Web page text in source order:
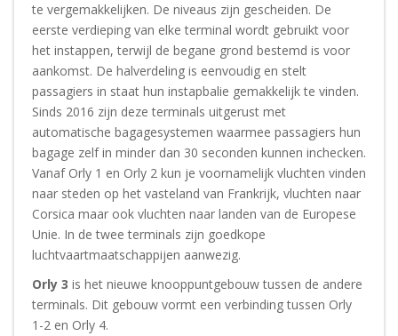
te vergemakkelijken. De niveaus zijn gescheiden. De
eerste verdieping van elke terminal wordt gebruikt voor
het instappen, terwijl de begane grond bestemd is voor
aankomst. De halverdeling is eenvoudig en stelt
passagiers in staat hun instapbalie gemakkelijk te vinden.
Sinds 2016 zijn deze terminals uitgerust met
automatische bagagesystemen waarmee passagiers hun
bagage zelf in minder dan 30 seconden kunnen inchecken.
Vanaf Orly 1 en Orly 2 kun je voornamelijk vluchten vinden
naar steden op het vasteland van Frankrijk, vluchten naar
Corsica maar ook vluchten naar landen van de Europese
Unie. In de twee terminals zijn goedkope
luchtvaartmaatschappijen aanwezig.
Orly 3 is het nieuwe knooppuntgebouw tussen de andere
terminals. Dit gebouw vormt een verbinding tussen Orly
1-2 en Orly 4.